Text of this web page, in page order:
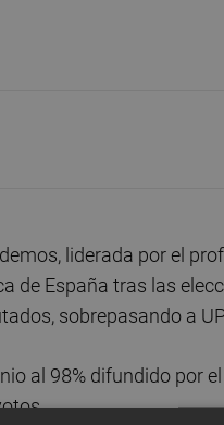
liderada por el
de España tras las
sobrepasando a
al 98% difundido por